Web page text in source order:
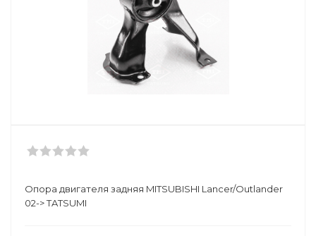
Опора двигателя задняя MITSUBISHI Lancer/Outlander
02-> TATSUMI